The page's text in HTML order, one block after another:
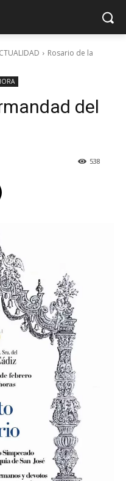
Rosario de la
del
538